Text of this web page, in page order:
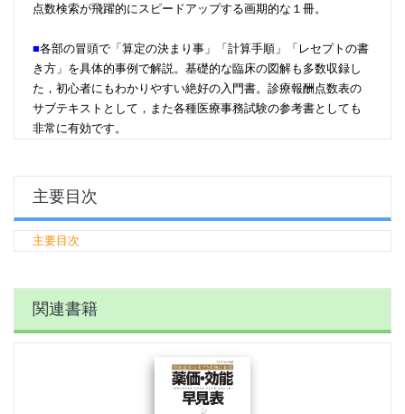
点数検索が飛躍的にスピードアップする画期的な１冊。
■各部の冒頭で「算定の決まり事」「計算手順」「レセプトの書
き方」を具体的事例で解説。基礎的な臨床の図解も多数収録し
た，初心者にもわかりやすい絶好の入門書。診療報酬点数表の
サブテキストとして，また各種医療事務試験の参考書としても
非常に有効です。
主要目次
主要目次
関連書籍